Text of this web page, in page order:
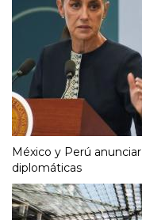
México y Perú
diplomáticas